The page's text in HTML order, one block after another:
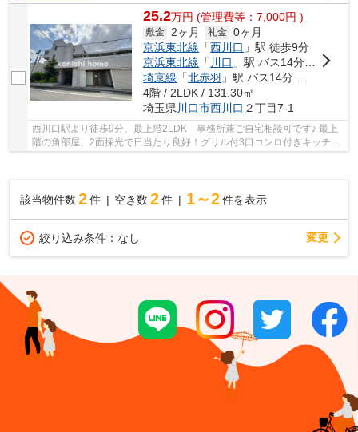
25.2万円 (管理費等：7,000円 )
敷金 2ヶ月 礼金 0ヶ月
京浜東北線 「西川口 」駅 徒歩9分
京浜東北線 「 川口 」駅 バス14分 「西川口三丁目」 停歩3分
埼京線 「北赤羽 」駅 バス14分 「西川口三丁目」 停歩3分
4階 / 2LDK / 131.30㎡
埼玉県川口市西川口 ２丁目7-1
西川口駅より徒歩9分、最上階2LDK 事務所兼ご自宅相談可です♪ 最上
階の角部屋、2面採光で日当たり良好！グリル付3口コンロ付きキッチ
該当物件数 2件 空き数 2 件 1～2 件を表示
絞り込み条件： なし 変更